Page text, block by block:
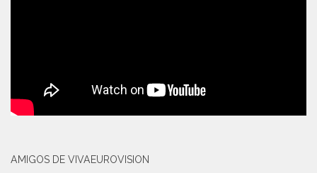
AMIGOS DE VIVAEUROVISION